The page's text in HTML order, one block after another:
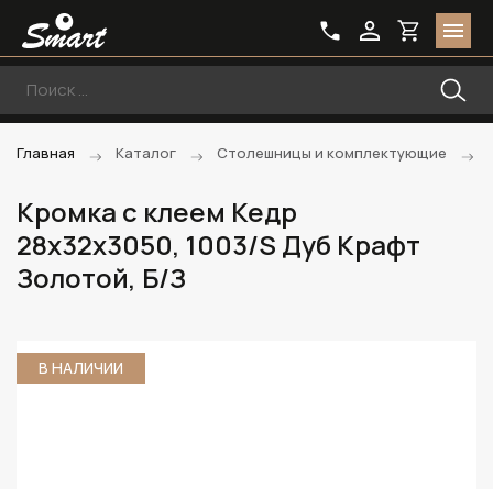
Главная Каталог Столешницы и комплектующие
Кромка с клеем Кедр
28х32х3050, 1003/S Дуб Крафт
Золотой, Б/З
В НАЛИЧИИ